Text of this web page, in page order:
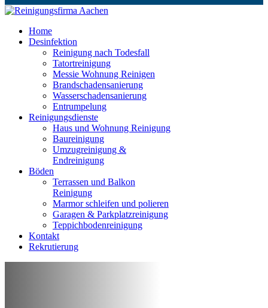
Home
Desinfektion
Reinigung nach Todesfall
Tatortreinigung
Messie Wohnung Reinigen
Brandschadensanierung
Wasserschadensanierung
Entrumpelung
Reinigungsdienste
Haus und Wohnung Reinigung
Baureinigung
Umzugreinigung &
Endreinigung
Böden
Terrassen und Balkon
Reinigung
Marmor schleifen und polieren
Garagen & Parkplatzreinigung
Teppichbodenreinigung
Kontakt
Rekrutierung